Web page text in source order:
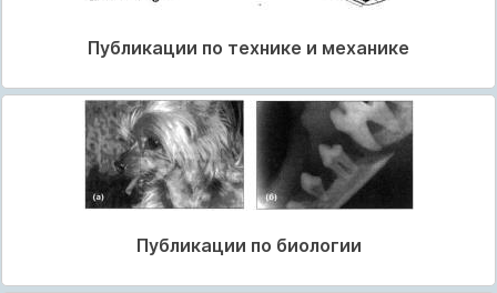
Публикации по технике и механике
Публикации по биологии